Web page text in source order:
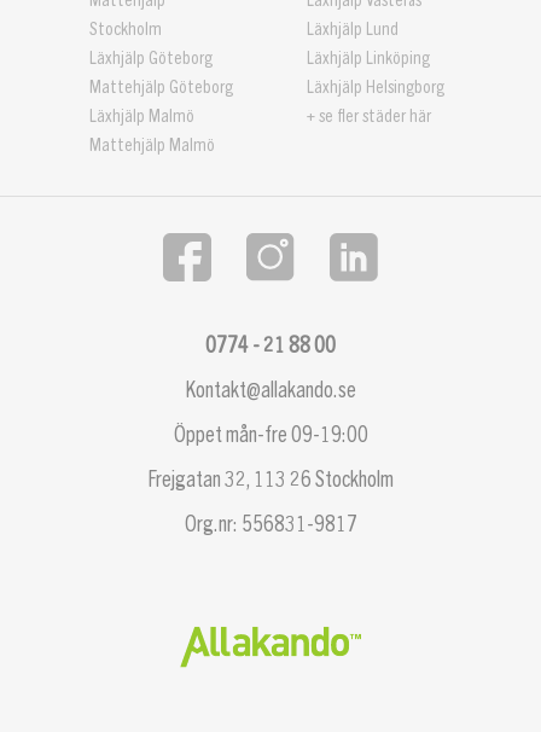
Stockholm
Läxhjälp Göteborg
Mattehjälp Göteborg
Läxhjälp Malmö
Mattehjälp Malmö
Läxhjälp Lund
Läxhjälp Linköping
Läxhjälp Helsingborg
+ se fler städer här
Kontakt@allakando.se
0774 - 21 88 00
Öppet mån-fre 09-19:00
Frejgatan 32, 113 26 Stockholm
Org.nr: 556831-9817